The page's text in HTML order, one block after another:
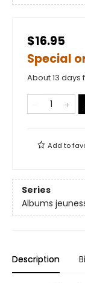
$16.95
Special
About 13
Add to
Series
Albums
Description